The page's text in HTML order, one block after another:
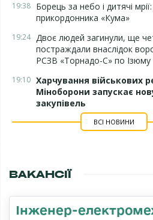
19:38 Борець за небо і дитячі мрії:
прикордонника «Кума»
19:24 Двоє людей загинули, ще
постраждали внаслідок
РСЗВ «Торнадо-С» по Ізюму
19:10 Харчування військових
Міноборони запускає
закупівель
ВСІ НОВИНИ
ВАКАНСІЇ
Інженер-